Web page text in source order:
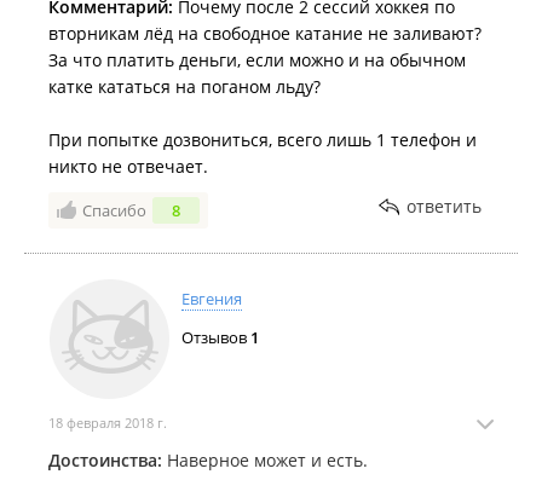
Комментарий: Почему после 2 сессий хоккея по
вторникам лёд на свободное катание не заливают?
За что платить деньги, если можно и на обычном
катке кататься на поганом льду?
При попытке дозвониться, всего лишь 1 телефон и
никто не отвечает.
Спасибо 8 ответить
Евгения
Отзывов 1
18 февраля 2018 г.
Достоинства: Наверное может и есть.